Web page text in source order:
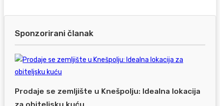
Sponzorirani članak
Prodaje se zemljište u Knešpolju: Idealna lokacija